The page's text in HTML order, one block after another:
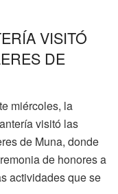
VISITÓ
DE
miércoles, la
visitó las
de Muna, donde
de honores a
actividades que se